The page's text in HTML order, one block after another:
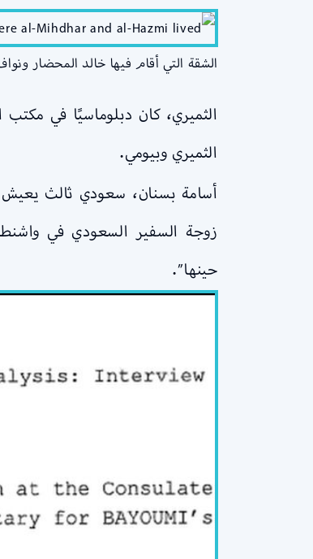
الشقة التي أقام فيها خالد المحضار ونواف
الثميري، كان دبلوماسيًا في
الثميري وبيومي.
أسامة بسنان، سعودي ثالث
زوجة السفير السعودي في
حينها”.